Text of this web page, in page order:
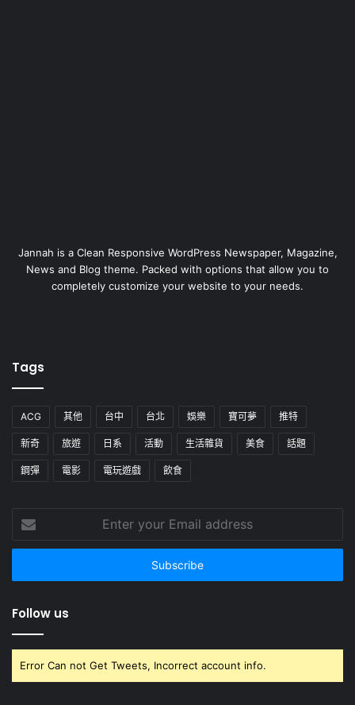
Jannah is a Clean Responsive WordPress Newspaper, Magazine,
News and Blog theme. Packed with options that allow you to
completely customize your website to your needs.
Tags
ACG 其他 台中 台北 娛樂 寶可夢 推特
新奇 旅遊 日系 活動 生活雜貨 美食 話題
鋼彈 電影 電玩遊戲 飲食
your
Email
Follow us
Error Can not Get Tweets, Incorrect account info.